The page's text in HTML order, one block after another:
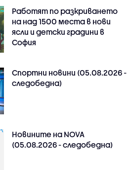
Работят по разкриването
на над 1500 места в нови
ясли и детски градини в
София
Спортни новини (05.08.2026 -
следобедна)
Новините на NOVA
(05.08.2026 - следобедна)